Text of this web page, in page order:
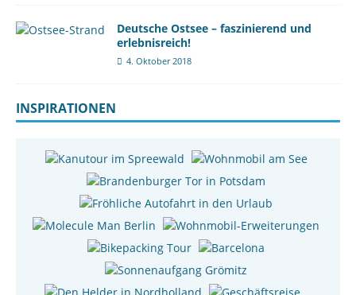
Deutsche Ostsee – faszinierend und
erlebnisreich!
4. Oktober 2018
INSPIRATIONEN